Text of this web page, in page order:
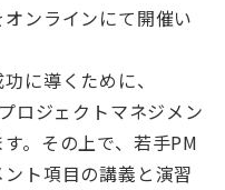
ンラインにて開催い
に導くために、
ロジェクトマネジメン
。その上で、若手PM
ト項目の講義と演習